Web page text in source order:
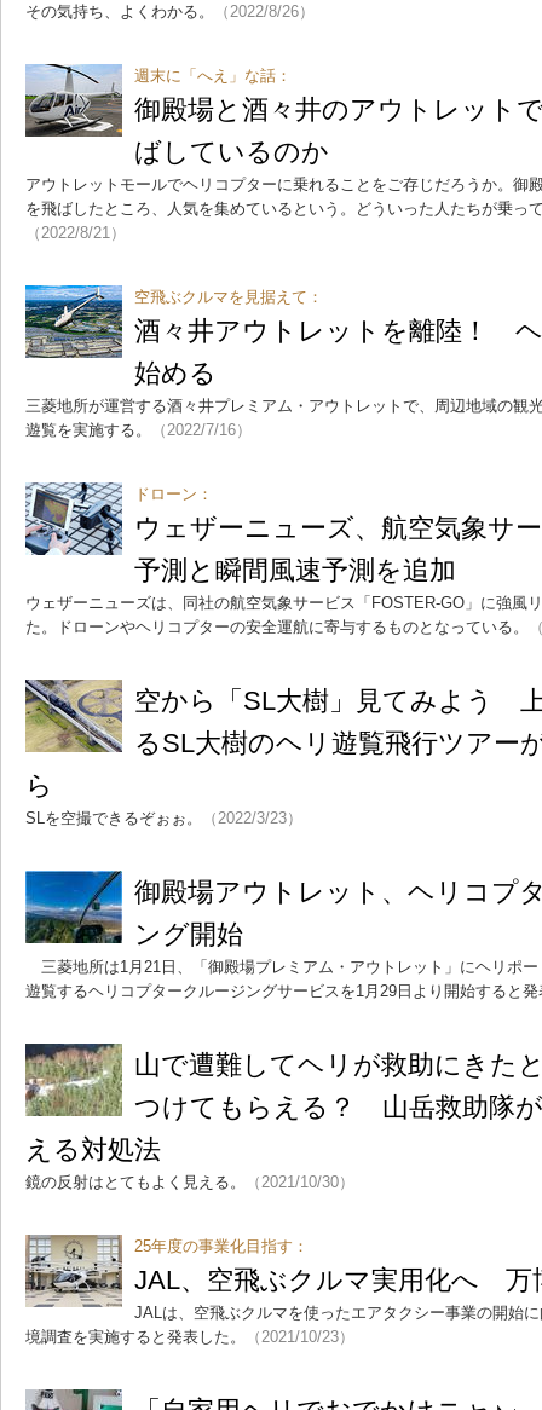
その気持ち、よくわかる。 （2022/8/26）
週末に「へえ」な話：
御殿場と酒々井のアウトレット
ばしているのか
アウトレットモールでヘリコプターに乗れることをご存じだろうか。御
を飛ばしたところ、人気を集めているという。どういった人たちが乗
（2022/8/21）
空飛ぶクルマを見据えて：
酒々井アウトレットを離陸！
始める
三菱地所が運営する酒々井プレミアム・アウトレットで、周辺地域の観
遊覧を実施する。
（2022/7/16）
ドローン：
ウェザーニューズ、航空気象サ
予測と瞬間風速予測を追加
ウェザーニューズは、同社の航空気象サービス「FOSTER-GO」に強風
た。ドローンやヘリコプターの安全運航に寄与するものとなっている。
空から「SL大樹」見てみよう
るSL大樹のヘリ遊覧飛行ツア
ら
SLを空撮できるぞぉぉ。 （2022/3/23）
御殿場アウトレット、ヘリコプ
ング開始
三菱地所は1月21日、「御殿場プレミアム・アウトレット」にヘリポ
遊覧するヘリコプタークルージングサービスを1月29日より開始すると
山で遭難してヘリが救助にきた
つけてもらえる？ 山岳救助隊が
える対処法
鏡の反射はとてもよく見える。 （2021/10/30）
25年度の事業化目指す：
JAL、空飛ぶクルマ実用化へ 万
JALは、空飛ぶクルマを使ったエアタクシー事業の開始
境調査を実施すると発表した。
（2021/10/23）